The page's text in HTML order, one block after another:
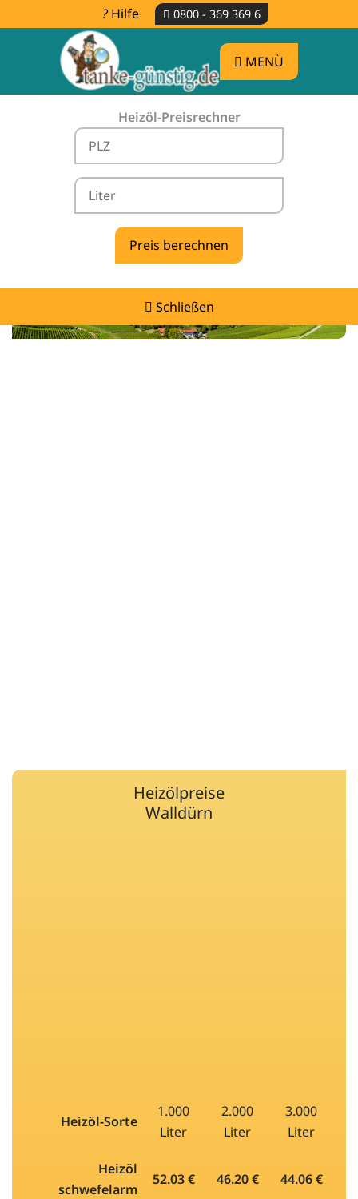
Hilfe 0800 - 369 369 6
MENÜ
Heizöl-Preisrechner
Schließen
Heizölpreise Walldürn -
vergleichen & günstig tanken
Heizölpreise
Walldürn
Heizöl-Sorte
1.000
Liter
2.000
Liter
3.000
Liter
Heizöl
schwefelarm
52.03 € 46.20 € 44.06 €